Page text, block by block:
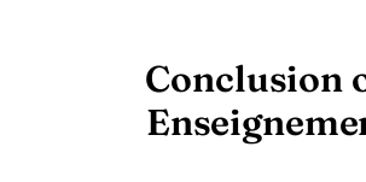
Conclusion